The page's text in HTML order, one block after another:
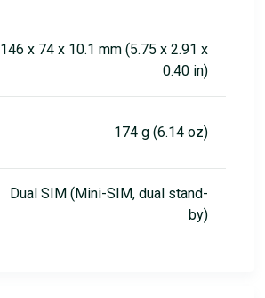
146 x 74 x 10.1 mm (5.75 x 2.91 x
0.40 in)
174 g (6.14 oz)
Dual SIM (Mini-SIM, dual stand-
by)